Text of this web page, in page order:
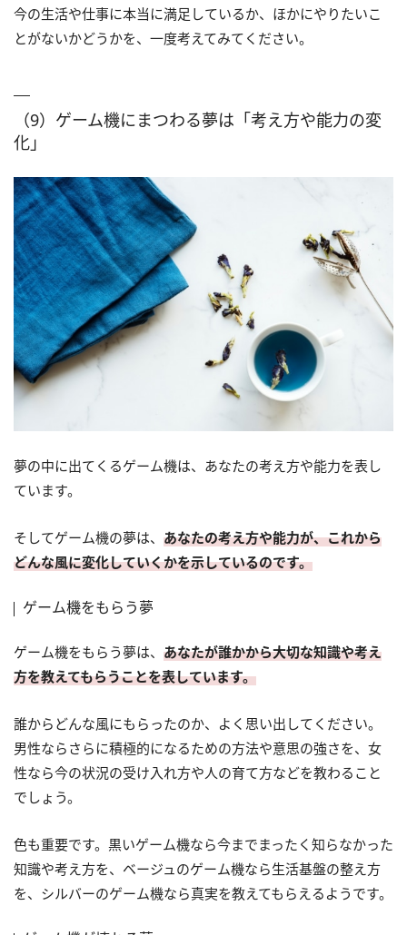
今の生活や仕事に本当に満足しているか、ほかにやりたいこ
とがないかどうかを、一度考えてみてください。
（9）ゲーム機にまつわる夢は「考え方や能力の変
化」
夢の中に出てくるゲーム機は、あなたの考え方や能力を表し
ています。
そしてゲーム機の夢は、 あなたの考え方や能力が、これから
どんな風に変化していくかを示しているのです。
ゲーム機をもらう夢
ゲーム機をもらう夢は、 あなたが誰かから大切な知識や考え
方を教えてもらうことを表しています。
誰からどんな風にもらったのか、よく思い出してください。
男性ならさらに積極的になるための方法や意思の強さを、女
性なら今の状況の受け入れ方や人の育て方などを教わること
でしょう。
色も重要です。黒いゲーム機なら今までまったく知らなかった
知識や考え方を、ベージュのゲーム機なら生活基盤の整え方
を、シルバーのゲーム機なら真実を教えてもらえるようです。